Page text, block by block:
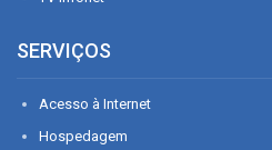
SERVIÇOS
Acesso à Internet
Hospedagem